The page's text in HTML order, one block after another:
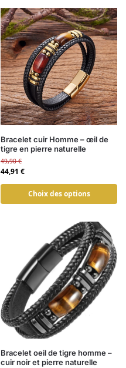
Bracelet cuir Homme – œil de
tigre en pierre naturelle
49,90€
44,91 €
Choix des options
Bracelet oeil de tigre homme –
cuir noir et pierre naturelle